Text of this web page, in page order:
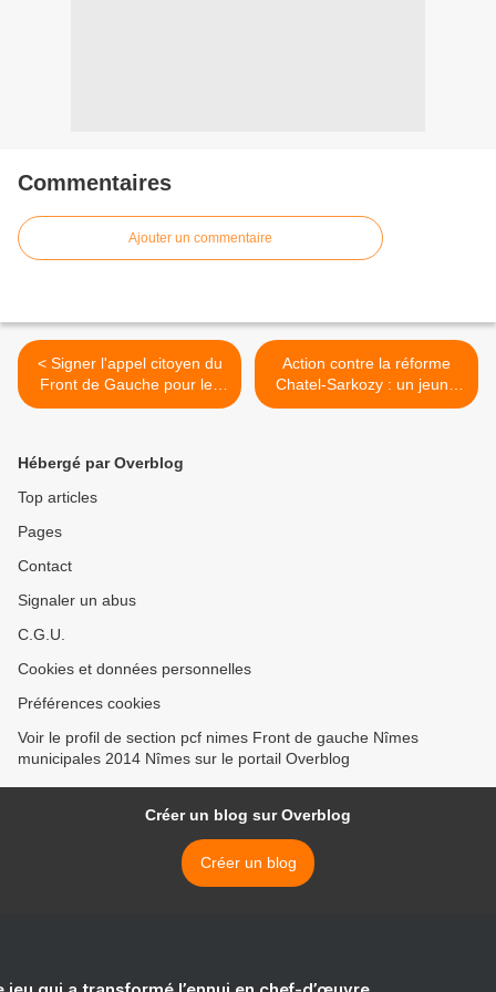
Commentaires
Ajouter un commentaire
< Signer l'appel citoyen du
Front de Gauche pour les
élections régionales
Action contre la réforme
Chatel-Sarkozy : un jeune
lycéen exclu du lycée
Hébergé par Overblog
Top articles
Pages
Contact
Signaler un abus
C.G.U.
Cookies et données personnelles
Préférences cookies
Voir le profil de section pcf nimes Front de gauche Nîmes
municipales 2014 Nîmes sur le portail Overblog
Créer un blog sur Overblog
Créer un blog